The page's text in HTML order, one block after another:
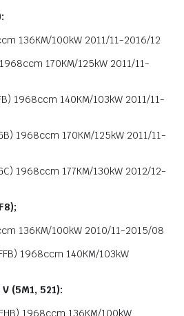
136KM/100kW 2011/11-2016/12
1968ccm 170KM/125kW 2011/11-
1968ccm 140KM/103kW 2011/11-
1968ccm 170KM/125kW 2011/11-
1968ccm 177KM/130kW 2012/12-
136KM/100kW 2010/11-2015/08
1968ccm 140KM/103kW
(5M1, 521):
1968ccm 136KM/100kW